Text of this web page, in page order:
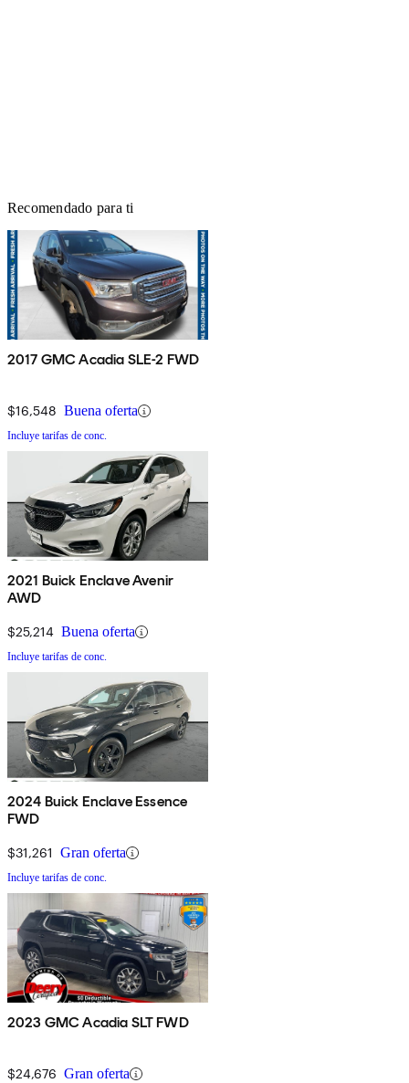
Recomendado para ti
2017 GMC Acadia SLE-2 FWD
$16,548 Buena oferta
Incluye tarifas de conc.
2021 Buick Enclave Avenir
AWD
$25,214 Buena oferta
Incluye tarifas de conc.
2024 Buick Enclave Essence
FWD
$31,261 Gran oferta
Incluye tarifas de conc.
2023 GMC Acadia SLT FWD
$24,676 Gran oferta